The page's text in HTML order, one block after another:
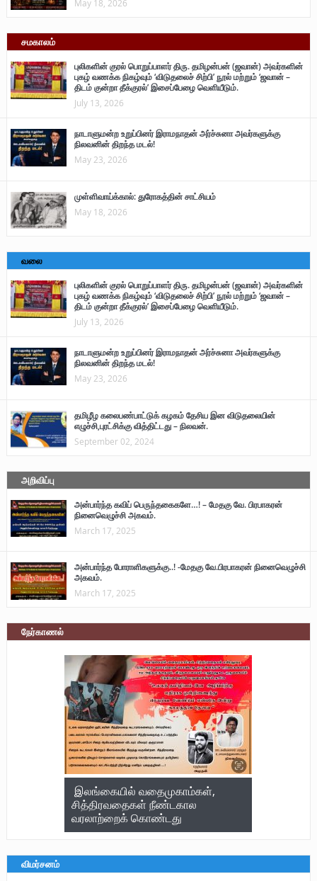
May 18, 2026
சமகாலம்
புலிகளின் குரல் பொறுப்பாளர் திரு. தமிழன்பன் (ஜவான்) அவர்களின்
புகழ் வணக்க நிகழ்வும் ‘விடுதலைச் சிற்பி’ நூல் மற்றும் ‘ஜவான் –
திடம் குன்றா தீக்குரல்’ இசைப்பேழை வெளியீடும்.
July 13, 2026
நாடாளுமன்ற உறுப்பினர் இராமநாதன் அர்ச்சுனா அவர்களுக்கு
நிலவனின் திறந்த மடல்!
May 23, 2026
முள்ளிவாய்க்கால்: துரோகத்தின் சாட்சியம்
May 18, 2026
வலை
புலிகளின் குரல் பொறுப்பாளர் திரு. தமிழன்பன் (ஜவான்) அவர்களின்
புகழ் வணக்க நிகழ்வும் ‘விடுதலைச் சிற்பி’ நூல் மற்றும் ‘ஜவான் –
திடம் குன்றா தீக்குரல்’ இசைப்பேழை வெளியீடும்.
July 13, 2026
நாடாளுமன்ற உறுப்பினர் இராமநாதன் அர்ச்சுனா அவர்களுக்கு
நிலவனின் திறந்த மடல்!
May 23, 2026
தமிழீழ கலைபண்பாட்டுக் கழகம் தேசிய இன விடுதலையின்
எழுச்சி,புரட்சிக்கு வித்திட்டது – நிலவன்.
September 02, 2024
அறிவிப்பு
அன்பார்ந்த கவிப் பெருந்தகைகளே…! – மேதகு வே. பிரபாகரன்
நினைவெழுச்சி அகவம்.
March 17, 2025
அன்பார்ந்த போராளிகளுக்கு..! -மேதகு வே.பிரபாகரன் நினைவெழுச்சி
அகவம்.
March 17, 2025
நேர்காணல்
இலங்கையில் வதைமுகாம்கள்,
சித்திரவதைகள் நீண்டகால
வரலாற்றைக் கொண்டது
விமர்சனம்